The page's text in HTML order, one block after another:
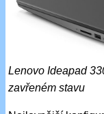
Lenovo Ideapad
zavřeném stavu